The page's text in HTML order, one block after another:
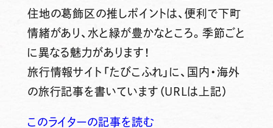
住地の葛飾区の推しポイントは、便利で下町
情緒があり、水と緑が豊かなところ。季節ごと
に異なる魅力があります！
旅行情報サイト「たびこふれ」に、国内・海外
の旅行記事を書いています（URLは上記）
このライターの記事を読む